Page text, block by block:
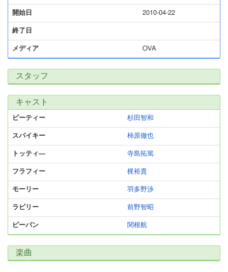
開始日 2010-04-22
終了日
メディア OVA
スタッフ
キャスト
ビーティー 杉田智和
スパイキー 柿原徹也
トッティ― 寺島拓篤
フラフィー 梶裕貴
モーリー 羽多野渉
ラビリー 前野智昭
ピーバン 関根航
楽曲